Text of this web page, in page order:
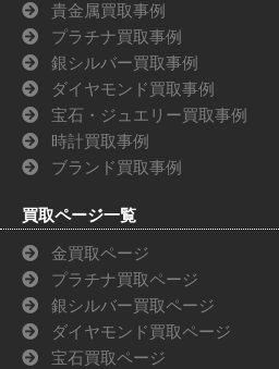
貴金属買取事例
プラチナ買取事例
銀シルバー買取事例
ダイヤモンド買取事例
宝石・ジュエリー買取事例
時計買取事例
ブランド買取事例
買取ページ一覧
金買取ページ
プラチナ買取ページ
銀シルバー買取ページ
ダイヤモンド買取ページ
宝石買取ページ